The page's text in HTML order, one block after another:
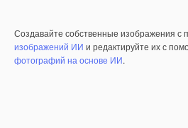
Создавайте собственные изображения с
изображений ИИ и редактируйте их с
фотографий на основе ИИ.